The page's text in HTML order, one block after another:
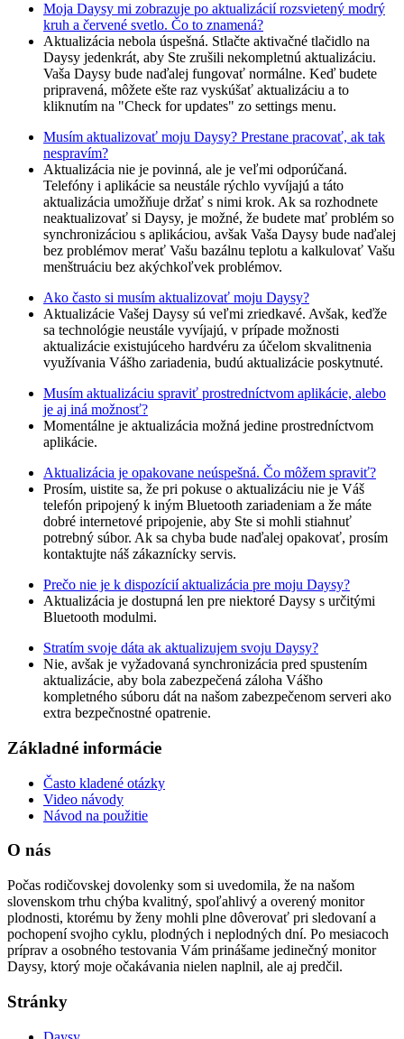
Moja Daysy mi zobrazuje po aktualizácií rozsvietený modrý
kruh a červené svetlo. Čo to znamená?
Aktualizácia nebola úspešná. Stlačte aktivačné tlačidlo na
Daysy jedenkrát, aby Ste zrušili nekompletnú aktualizáciu.
Vaša Daysy bude naďalej fungovať normálne. Keď budete
pripravená, môžete ešte raz vyskúšať aktualizáciu a to
kliknutím na "Check for updates" zo settings menu.
Musím aktualizovať moju Daysy? Prestane pracovať, ak tak
nespravím?
Aktualizácia nie je povinná, ale je veľmi odporúčaná.
Telefóny i aplikácie sa neustále rýchlo vyvíjajú a táto
aktualizácia umožňuje držať s nimi krok. Ak sa rozhodnete
neaktualizovať si Daysy, je možné, že budete mať problém so
synchronizáciou s aplikáciou, avšak Vaša Daysy bude naďalej
bez problémov merať Vašu bazálnu teplotu a kalkulovať Vašu
menštruáciu bez akýchkoľvek problémov.
Ako často si musím aktualizovať moju Daysy?
Aktualizácie Vašej Daysy sú veľmi zriedkavé. Avšak, keďže
sa technológie neustále vyvíjajú, v prípade možnosti
aktualizácie existujúceho hardvéru za účelom skvalitnenia
využívania Vášho zariadenia, budú aktualizácie poskytnuté.
Musím aktualizáciu spraviť prostredníctvom aplikácie, alebo
je aj iná možnosť?
Momentálne je aktualizácia možná jedine prostredníctvom
aplikácie.
Aktualizácia je opakovane neúspešná. Čo môžem spraviť?
Prosím, uistite sa, že pri pokuse o aktualizáciu nie je Váš
telefón pripojený k iným Bluetooth zariadeniam a že máte
dobré internetové pripojenie, aby Ste si mohli stiahnuť
potrebný súbor. Ak sa chyba bude naďalej opakovať, prosím
kontaktujte náš zákaznícky servis.
Prečo nie je k dispozícií aktualizácia pre moju Daysy?
Aktualizácia je dostupná len pre niektoré Daysy s určitými
Bluetooth modulmi.
Stratím svoje dáta ak aktualizujem svoju Daysy?
Nie, avšak je vyžadovaná synchronizácia pred spustením
aktualizácie, aby bola zabezpečená záloha Vášho
kompletného súboru dát na našom zabezpečenom serveri ako
extra bezpečnostné opatrenie.
Základné informácie
Často kladené otázky
Video návody
Návod na použitie
O nás
Počas rodičovskej dovolenky som si uvedomila, že na našom
slovenskom trhu chýba kvalitný, spoľahlivý a overený monitor
plodnosti, ktorému by ženy mohli plne dôverovať pri sledovaní a
pochopení svojho cyklu, plodných i neplodných dní. Po mesiacoch
príprav a osobného testovania Vám prinášame jedinečný monitor
Daysy, ktorý moje očakávania nielen naplnil, ale aj predčil.
Stránky